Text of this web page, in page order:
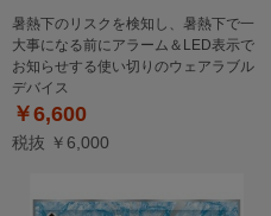
暑熱下のリスクを検知し、暑熱下で一
大事になる前にアラーム＆LED表示で
お知らせする使い切りのウェアラブル
デバイス
￥6,600
税抜 ￥6,000